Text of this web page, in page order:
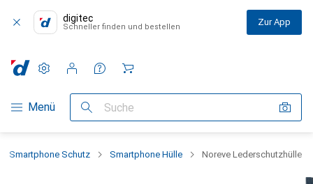
digitec
Schneller finden und bestellen Zur App
Navigation nach Kategorien
Menü Suche
Einstellungen
Kundenkonto
Vergleichslisten
Merklisten
Warenkorb
Smartphone Schutz Smartphone Hülle Noreve Lederschutzhülle